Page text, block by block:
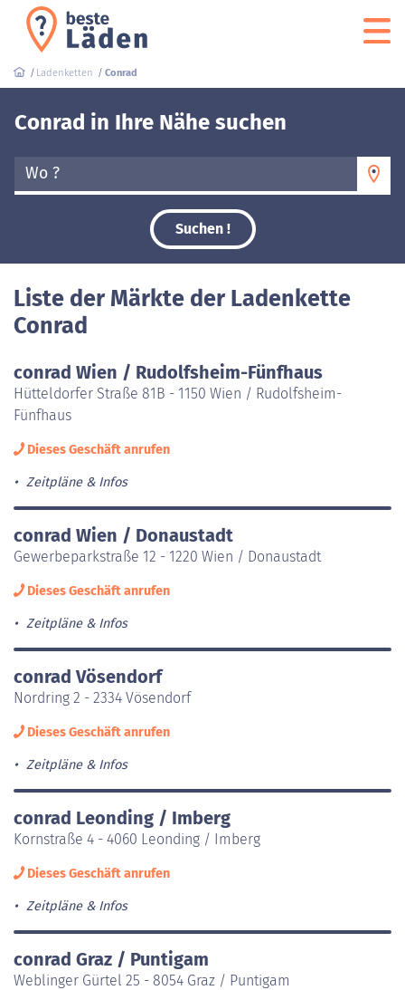
Ladenketten Conrad
Conrad in Ihre Nähe suchen
Wo ?
Suchen !
Liste der Märkte der Ladenkette
Conrad
conrad Wien / Rudolfsheim-Fünfhaus
Hütteldorfer Straße 81B - 1150 Wien / Rudolfsheim-
Fünfhaus
Dieses Geschäft anrufen
Zeitpläne & Infos
conrad Wien / Donaustadt
Gewerbeparkstraße 12 - 1220 Wien / Donaustadt
Dieses Geschäft anrufen
Zeitpläne & Infos
conrad Vösendorf
Nordring 2 - 2334 Vösendorf
Dieses Geschäft anrufen
Zeitpläne & Infos
conrad Leonding / Imberg
Kornstraße 4 - 4060 Leonding / Imberg
Dieses Geschäft anrufen
Zeitpläne & Infos
conrad Graz / Puntigam
Weblinger Gürtel 25 - 8054 Graz / Puntigam